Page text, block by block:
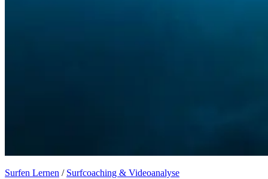
Surfen Lernen / Surfcoaching & Videoanalyse